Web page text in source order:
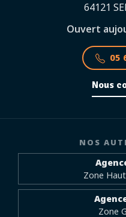
64121
Ouvert
05
Nous
NOS
Zone
Zone